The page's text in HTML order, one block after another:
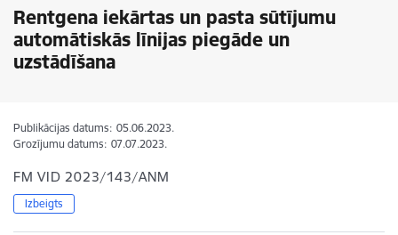
Rentgena iekārtas un pasta sūtījumu
automātiskās līnijas piegāde un
uzstādīšana
Publikācijas datums: 05.06.2023.
Grozījumu datums: 07.07.2023.
FM VID 2023/143/ANM
Izbeigts